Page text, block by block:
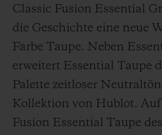
Classic Fusion Essential
die Geschichte eine neue
Farbe Taupe. Neben
erweitert Essential Taupe
Palette zeitloser
Kollektion von Hublot. Auf
Fusion Essential Taupe